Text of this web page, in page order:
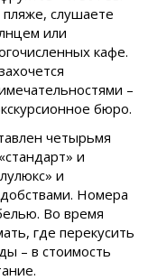
слушаете
или
кафе.
–
бюро.
четырьмя
и
и
Номера
Во время
где перекусить
– в стоимость